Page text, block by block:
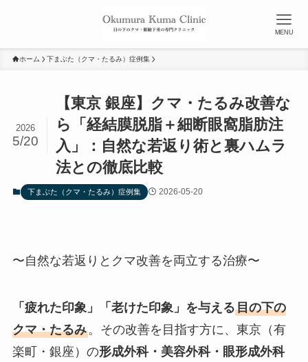
MENU
ホーム 下まぶた（クマ・たるみ）症例集
【東京 銀座】クマ・たるみ改善な
ら「経結膜脱脂＋細断眼窩脂肪注
入」：自然な若返り術と裏ハムラ
法との徹底比較
2026
5/20
下まぶた（クマ・たるみ）症例集 2026-05-20
〜自然な若返りとクマ改善を両立する治療〜
「疲れた印象」「老けた印象」を与える目の下の
クマ・たるみ。その改善を目指す方に、東京（有
楽町・銀座）の形成外科・美容外科・眼形成外科